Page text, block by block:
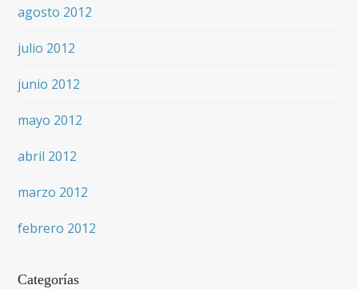
agosto 2012
julio 2012
junio 2012
mayo 2012
abril 2012
marzo 2012
febrero 2012
Categorías